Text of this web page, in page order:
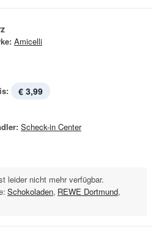
Amicelli
€ 3,99
Scheck-in Center
leider nicht mehr verfügbar.
Schokoladen, REWE Dortmund,